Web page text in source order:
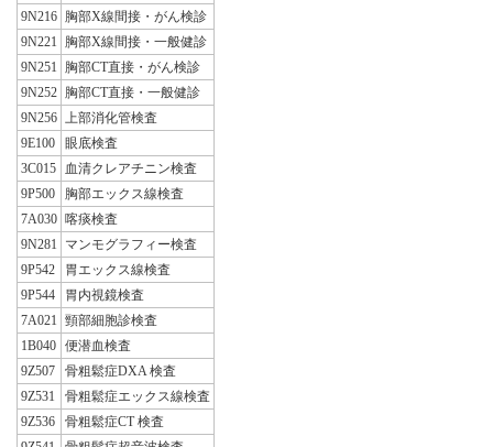
9N216 胸部X線間接・がん検診
9N221
胸部X線間接・一般健診
9N251
胸部CT直接・がん検診
9N252 胸部CT直接・一般健診
9N256
上部消化管検査
9E100
眼底検査
3C015
血清クレアチニン検査
9P500
胸部エックス線検査
7A030 喀痰検査
9N281
マンモグラフィー検査
9P542
胃エックス線検査
9P544
胃内視鏡検査
7A021
頸部細胞診検査
1B040 便潜血検査
9Z507
骨粗鬆症DXA 検査
9Z531
骨粗鬆症エックス線検査
9Z536
骨粗鬆症CT 検査